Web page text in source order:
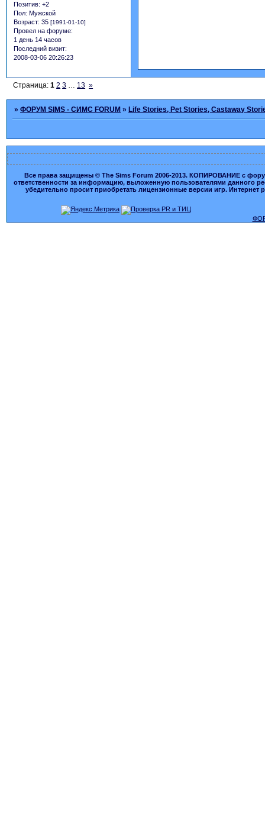
Позитив: +2
Пол: Мужской
Возраст: 35 [1991-01-10]
Провел на форуме:
1 день 14 часов
Последний визит:
2008-03-06 20:26:23
Страница:1 2 3 13 »
»ФОРУМ SIMS - СИМС FORUM » Life Stories, Pet Stories, Castaway
Все права защищены © The Sims Forum 2006-2013. КОПИРОВАНИЕ с
ответственности за информацию, выложенную пользователями данного
убедительно просит приобретать лицензионные версии игр.